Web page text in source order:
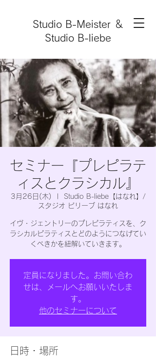
Studio B-Meister ＆
Studio B-liebe
セミナー『プレピラテ
ィスとクラシカル』
3月26日(木)
Studio B-liebe【はなれ】/
スタジオ ビリーブ はなれ
イヴ・ジェントリーのプレピラティスを、ク
ラシカルピラティスとどのようにつなげてい
くべきかを紐解いていきます。
定員になりました。お問い合わ
せは、メールへお願いいたしま
す。
他のセミナーについて
日時・場所